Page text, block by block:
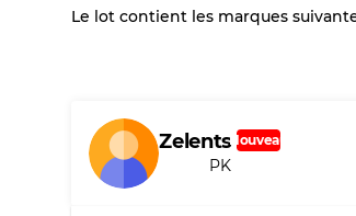
vente en gros
Qualité A Presque neuf, usure
Le lot contient les marques
ZelentsNouveau
PK